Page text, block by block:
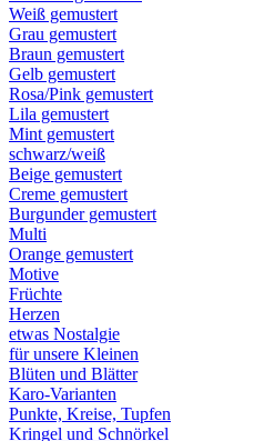
Weiß gemustert
Grau gemustert
Braun gemustert
Gelb gemustert
Rosa/Pink gemustert
Lila gemustert
Mint gemustert
schwarz/weiß
Beige gemustert
Creme gemustert
Burgunder gemustert
Multi
Orange gemustert
Motive
Früchte
Herzen
etwas Nostalgie
für unsere Kleinen
Blüten und Blätter
Karo-Varianten
Punkte, Kreise, Tupfen
Kringel und Schnörkel